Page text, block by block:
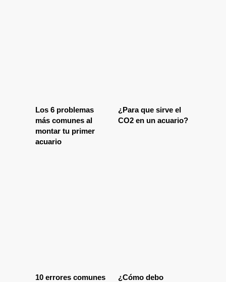
Los 6 problemas
más comunes al
montar tu primer
acuario
¿Para que sirve el
CO2 en un acuario?
10 errores comunes
¿Cómo debo